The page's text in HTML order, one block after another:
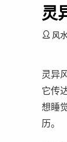
灵
风
灵异
它传
想睡
历。